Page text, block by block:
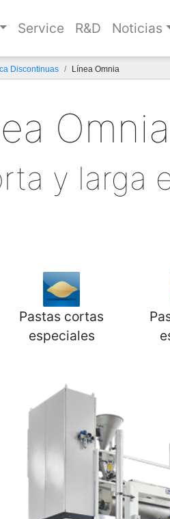
Service R&D Noticias
Discontinuas Línea Omnia
y larga
Pastas cortas
especiales